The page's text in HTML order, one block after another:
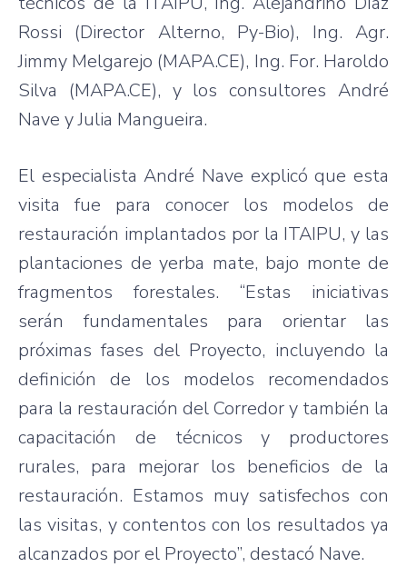
Rossi (Director Alterno, Py-Bio), Ing. Agr.
Jimmy Melgarejo (MAPA.CE), Ing. For. Haroldo
Silva (MAPA.CE), y los consultores André
Nave y Julia Mangueira.
El especialista André Nave explicó que esta
visita fue para conocer los modelos de
restauración implantados por la ITAIPU, y las
plantaciones de yerba mate, bajo monte de
fragmentos forestales. “Estas iniciativas
serán fundamentales para orientar las
próximas fases del Proyecto, incluyendo la
definición de los modelos recomendados
para la restauración del Corredor y también la
capacitación de técnicos y productores
rurales, para mejorar los beneficios de la
restauración. Estamos muy satisfechos con
las visitas, y contentos con los resultados ya
alcanzados por el Proyecto”, destacó Nave.